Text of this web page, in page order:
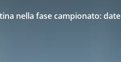
nella fase campionato: date